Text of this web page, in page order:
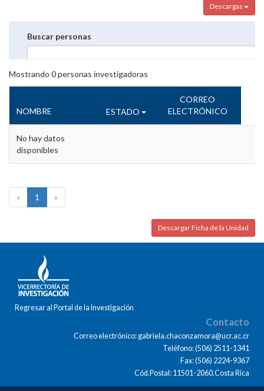
Descargas
Buscar personas
Mostrando 0personas investigadoras
NOMBRE ESTADO
CORREO
ELECTRÓNICO
No hay datos
disponibles
« 1 »
Descargar Ficha de la Unidad
Regresar al Portal de la Investigación
Contacto
Correo electrónico: gabriela.chaconzamora@ucr.ac.cr
Teléfono: (506) 2511-1341
Fax: (506) 2224-9367
Cód.Postal: 11501-2060,Costa Rica